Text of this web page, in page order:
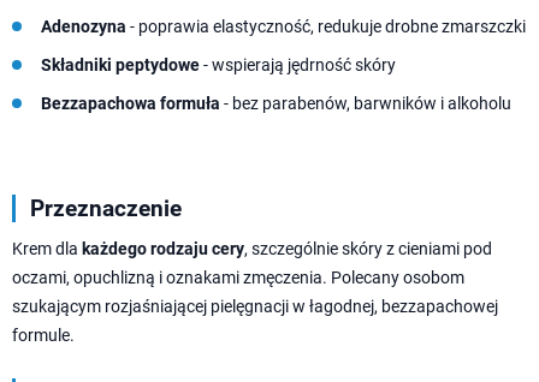
Adenozyna - poprawia elastyczność, redukuje drobne zmarszczki
Składniki peptydowe- wspierają jędrność skóry
Bezzapachowa formuła - bez parabenów, barwników i alkoholu
Przeznaczenie
Krem dla każdego rodzaju cery, szczególnie skóry z cieniami pod
oczami, opuchlizną i oznakami zmęczenia. Polecany osobom
szukającym rozjaśniającej pielęgnacji w łagodnej, bezzapachowej
formule.